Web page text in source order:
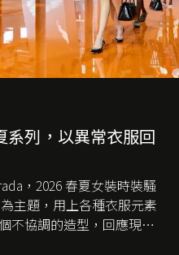
系列，以異常衣服回
，2026 春夏女裝時裝騷
題，用上各種衣服元素
不協調的造型，回應現今